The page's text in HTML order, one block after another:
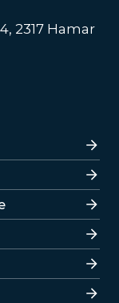
2317 Hamar